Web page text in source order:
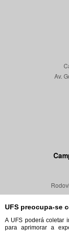
UFS preocupa-se
A UFS poderá coletar
para aprimorar a
Av.